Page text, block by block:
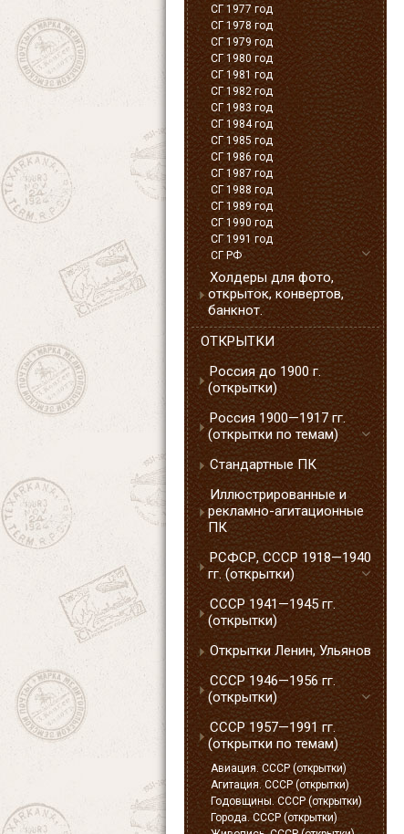
СГ 1977 год
СГ 1978 год
СГ 1979 год
СГ 1980 год
СГ 1981 год
СГ 1982 год
СГ 1983 год
СГ 1984 год
СГ 1985 год
СГ 1986 год
СГ 1987 год
СГ 1988 год
СГ 1989 год
СГ 1990 год
СГ 1991 год
СГ РФ
Холдеры для фото,
открыток, конвертов,
банкнот.
ОТКРЫТКИ
Россия до 1900 г.
(открытки)
Россия 1900—1917 гг.
(открытки по темам)
Стандартные ПК
Иллюстрированные и
рекламно-агитационные
ПК
РСФСР, СССР 1918—1940
гг. (открытки)
СССР 1941—1945 гг.
(открытки)
Открытки Ленин, Ульянов
СССР 1946—1956 гг.
(открытки)
СССР 1957—1991 гг.
(открытки по темам)
Авиация. СССР (открытки)
Агитация. СССР (открытки)
Годовщины. СССР (открытки)
Города. СССР (открытки)